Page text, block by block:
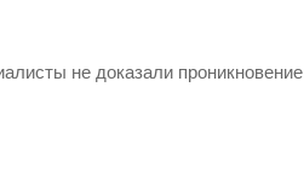
не доказали проникновение